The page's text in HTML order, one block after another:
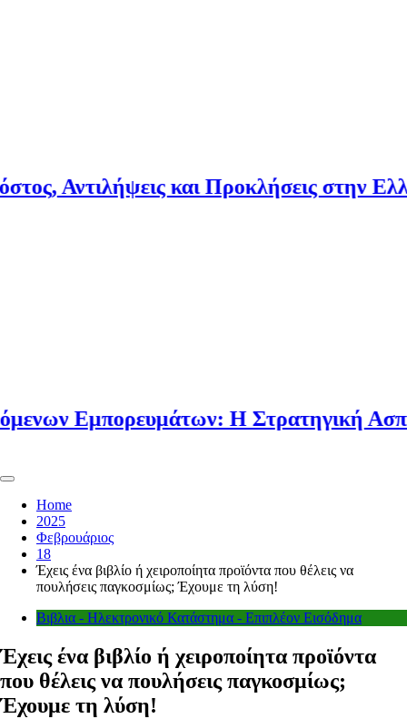
και Προκλήσεις στην Ελλάδα
Εμπορευμάτων: Η Στρατηγική Ασπίδα
Home
2025
Φεβρουάριος
18
Έχεις ένα βιβλίο ή χειροποίητα προϊόντα που θέλεις να
πουλήσεις παγκοσμίως; Έχουμε τη λύση!
Βιβλια - Ηλεκτρονικό Κατάστημα - Επιπλέον Εισόδημα
Έχεις ένα βιβλίο ή χειροποίητα προϊόντα
που θέλεις να πουλήσεις παγκοσμίως;
Έχουμε τη λύση!